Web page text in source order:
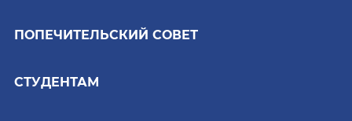
ПОПЕЧИТЕЛЬСКИЙ СОВЕТ
СТУДЕНТАМ